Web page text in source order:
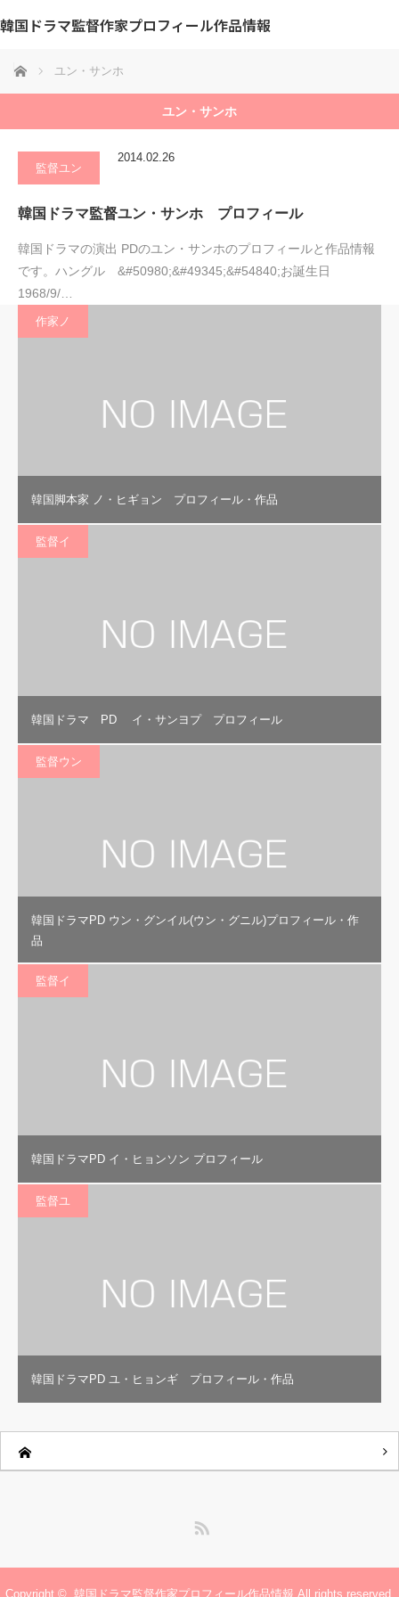
韓国ドラマ監督作家プロフィール作品情報
ホーム ユン・サンホ
ユン・サンホ
監督ユン
2014.02.26
韓国ドラマ監督ユン・サンホ プロフィール
韓国ドラマの演出 PDのユン・サンホのプロフィールと作品情報
です。ハングル &#50980;&#49345;&#54840;お誕生日
1968/9/…
作家ノ
韓国脚本家 ノ・ヒギョン プロフィール・作品
監督イ
韓国ドラマ PD イ・サンヨプ プロフィール
監督ウン
韓国ドラマPD ウン・グンイル(ウン・グニル)プロフィール・作
品
監督イ
韓国ドラマPD イ・ヒョンソン プロフィール
監督ユ
韓国ドラマPD ユ・ヒョンギ プロフィール・作品
Copyright © 韓国ドラマ監督作家プロフィール作品情報 All rights reserved.